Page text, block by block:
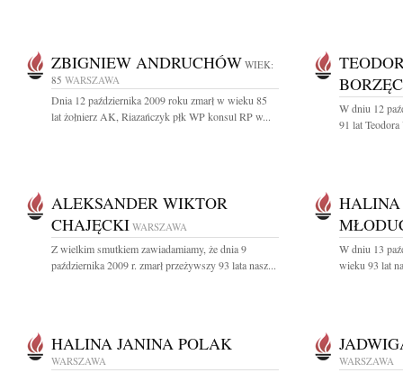
ZBIGNIEW ANDRUCHÓW WIEK:
85 WARSZAWA
Dnia 12 października 2009 roku zmarł w wieku 85
lat żołnierz AK, Riazańczyk płk WP konsul RP w...
W dniu 12
91 lat
ALEKSANDER WIKTOR
CHAJĘCKI WARSZAWA
Z wielkim smutkiem zawiadamiamy, że dnia 9
października 2009 r. zmarł przeżywszy 93 lata nasz...
W dniu 13
wieku 93 lat
HALINA JANINA POLAK
WARSZAWA WARSZAWA